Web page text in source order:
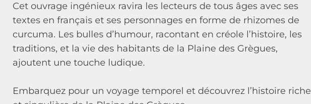
Cet ouvrage ingénieux ravira les lecteurs de tous âges avec ses
textes en français et ses personnages en forme de rhizomes de
curcuma. Les bulles d’humour, racontant en créole l’histoire, les
traditions, et la vie des habitants de la Plaine des Grègues,
ajoutent une touche ludique.
Embarquez pour un voyage temporel et découvrez l’histoire riche